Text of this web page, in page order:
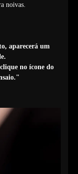
noivas.
aparecerá um
no ícone do